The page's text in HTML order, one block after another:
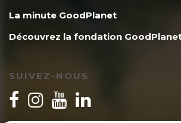
La minute GoodPlanet
Découvrez la fondation
SUIVEZ-NOUS